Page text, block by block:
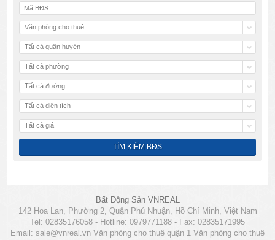
Văn phòng cho thuê
Tất cả quận huyện
Tất cả phường
Tất cả đường
Tất cả diện tích
Tất cả giá
Bất Động Sản VNREAL
142 Hoa Lan, Phường 2, Quận Phú Nhuận, Hồ Chí Minh, Việt Nam
Tel: 02835176058 - Hotline: 0979771188 - Fax: 02835171995
Email: sale@vnreal.vn Văn phòng cho thuê quận 1 Văn phòng cho thuê